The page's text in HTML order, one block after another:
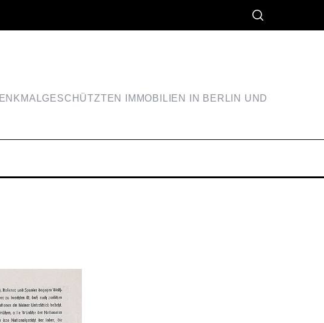
IMMOBILIEN IN BERLIN UND